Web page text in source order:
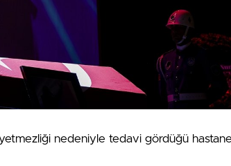
yetmezliği nedeniyle tedavi gördüğü